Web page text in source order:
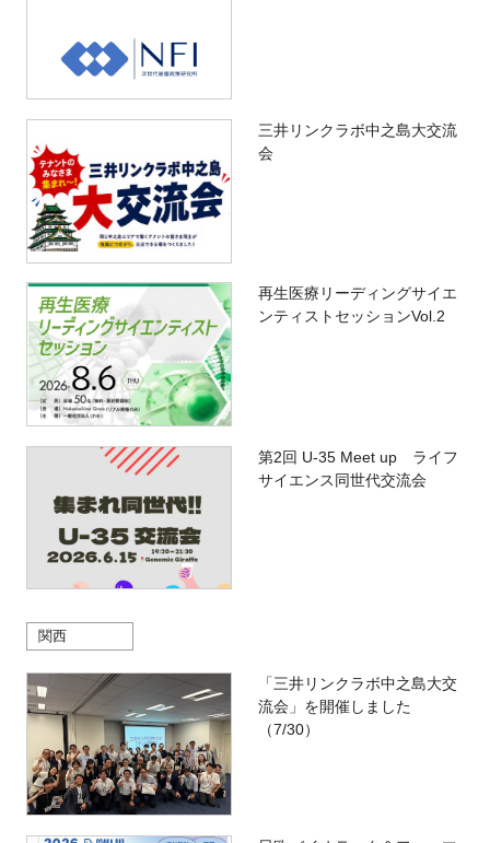
三井リンクラボ中之島大交流
会
再生医療リーディングサイエ
ンティストセッションVol.2
第2回 U-35 Meet up ライフ
サイエンス同世代交流会
関西
「三井リンクラボ中之島大交
流会」を開催しました
（7/30）